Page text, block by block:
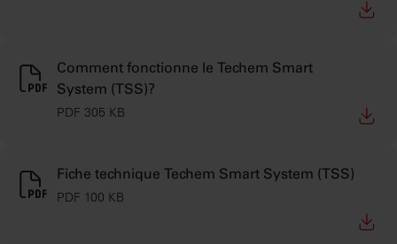
Comment fonctionne le Techem Smart
System (TSS)?
PDF 305 KB
Fiche technique Techem Smart System (TSS)
PDF 100 KB